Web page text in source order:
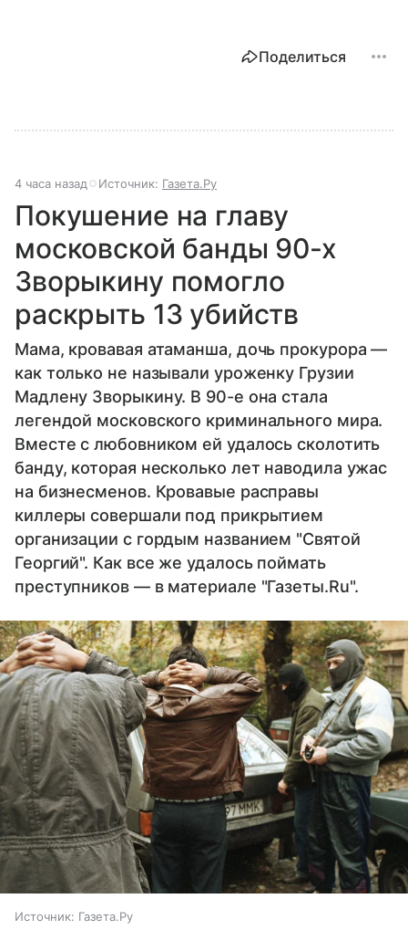
Поделиться
4 часа назад Источник: Газета.Ру
Покушение на главу
московской банды 90-х
Зворыкину помогло
раскрыть 13 убийств
Мама, кровавая атаманша, дочь прокурора —
как только не называли уроженку Грузии
Мадлену Зворыкину. В 90-е она стала
легендой московского криминального мира.
Вместе с любовником ей удалось сколотить
банду, которая несколько лет наводила ужас
на бизнесменов. Кровавые расправы
киллеры совершали под прикрытием
организации с гордым названием "Святой
Георгий". Как все же удалось поймать
преступников — в материале "Газеты.Ru".
Источник: Газета.Ру